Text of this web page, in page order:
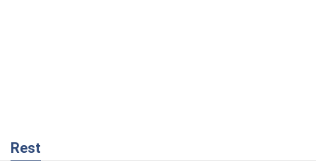
Rest